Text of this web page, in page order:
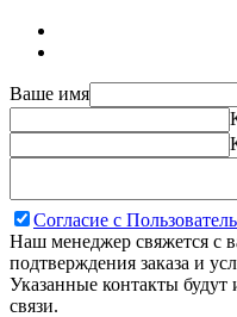
Ваше имя
Согласие с
Наш менеджер свяжется с
подтверждения заказа и
Указанные контакты будут
связи.